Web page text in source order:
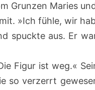
Grunzen Maries
»Ich fühle, wir
spuckte aus. Er
Figur ist weg.«
so verzerrt